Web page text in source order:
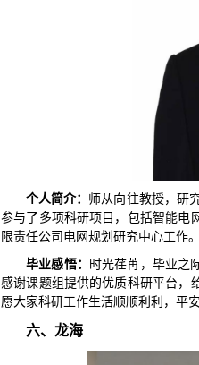
个人简介： 师从向往教授，研
参与了多项科研项目，包括智能电
限责任公司电网规划研究中心工作。
毕业感悟：
时光荏苒，毕业之
感谢课题组提供的优质科研平台，
愿大家科研工作生活顺顺利利，平安
六、龙海